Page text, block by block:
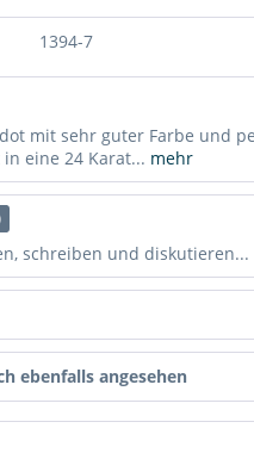
1394-7
mit sehr guter Farbe und
eine 24 Karat... mehr
schreiben und diskutieren...
ebenfalls angesehen